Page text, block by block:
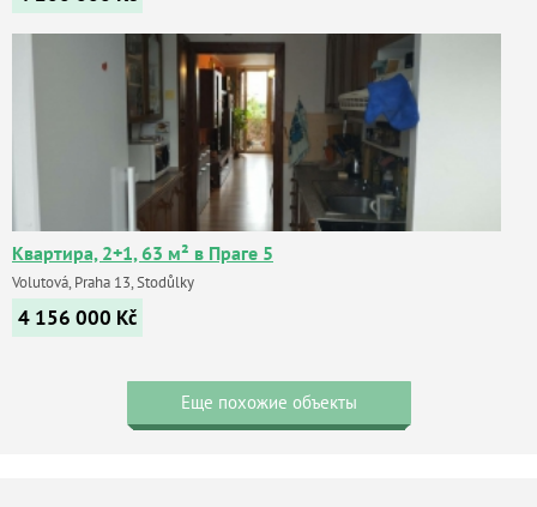
Квартира, 2+1, 63 м² в Праге 5
Volutová, Praha 13, Stodůlky
4 156 000 Kč
Еще похожие объекты